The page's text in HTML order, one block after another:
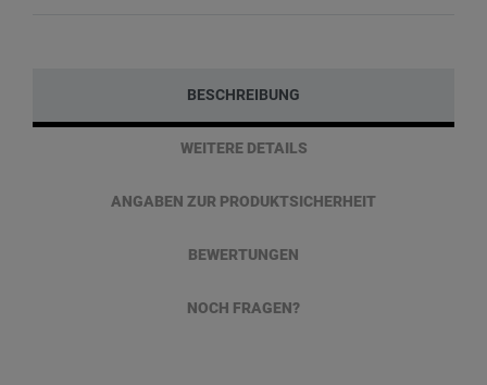
BESCHREIBUNG
WEITERE DETAILS
ANGABEN ZUR PRODUKTSICHERHEIT
BEWERTUNGEN
NOCH FRAGEN?